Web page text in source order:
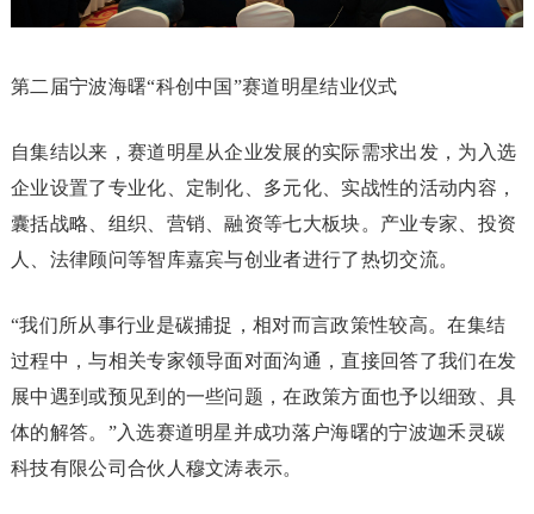
第二届宁波海曙“科创中国”赛道明星结业仪式
自集结以来，赛道明星从企业发展的实际需求出发，为入选
企业设置了专业化、定制化、多元化、实战性的活动内容，
囊括战略、组织、营销、融资等七大板块。产业专家、投资
人、法律顾问等智库嘉宾与创业者进行了热切交流。
“我们所从事行业是碳捕捉，相对而言政策性较高。在集结
过程中，与相关专家领导面对面沟通，直接回答了我们在发
展中遇到或预见到的一些问题，在政策方面也予以细致、具
体的解答。”入选赛道明星并成功落户海曙的宁波迦禾灵碳
科技有限公司合伙人穆文涛表示。